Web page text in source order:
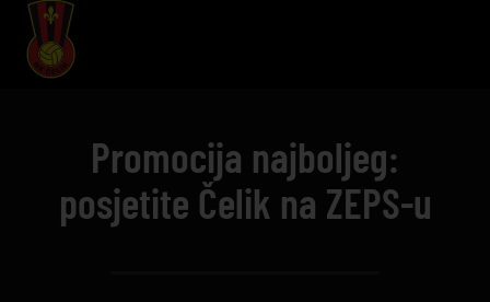
Promocija najboljeg:
posjetite Čelik na ZEPS-u